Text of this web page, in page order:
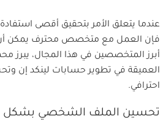
عندما يتعلق الأمر بتحقيق أقصى
فإن العمل مع متخصص محترف يمكن أن
أبرز المتخصصين في هذا المجال، يبرز
العميقة في تطوير حسابات لينكد إن
احترافي.
تحسين الملف الشخصي بشكل